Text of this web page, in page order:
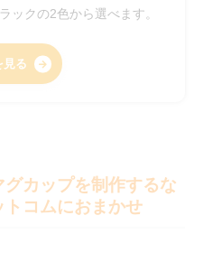
ックの2色から選べます。
見る
カップを制作するな
トコムにおまかせ